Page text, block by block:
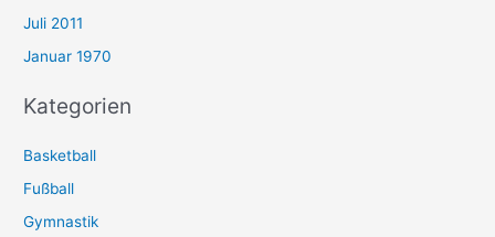
Juli 2011
Januar 1970
Kategorien
Basketball
Fußball
Gymnastik